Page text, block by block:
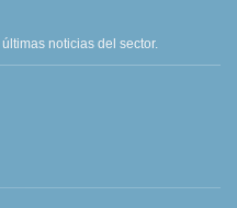
noticias del sector.